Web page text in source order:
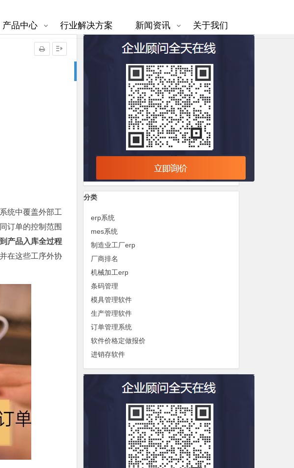
产品中心 行业解决方案 新闻资讯 关于我们
统中覆盖外部工
订单的控制范围
产品入库全过程
在这些工序外协
分类
erp系统
mes系统
制造业工厂erp
厂商排名
机械加工erp
条码管理
模具管理软件
生产管理软件
订单管理系统
软件价格定做报价
进销存软件